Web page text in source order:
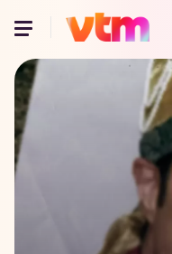
Voor je onze
best je
van de
Google
Firefox